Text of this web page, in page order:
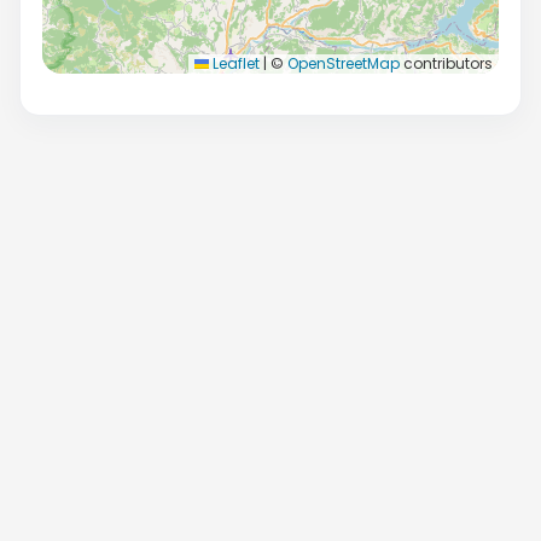
Leaflet | © OpenStreetMapcontributors